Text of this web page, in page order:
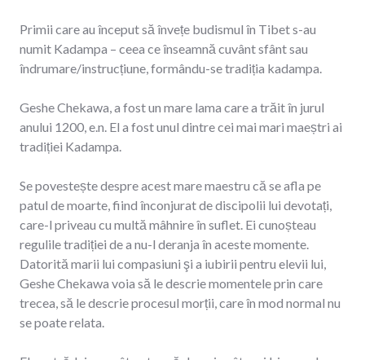
Primii care au început să învețe budismul în Tibet s-au
numit Kadampa – ceea ce înseamnă cuvânt sfânt sau
îndrumare/instrucțiune, formându-se tradiția kadampa.
Geshe Chekawa, a fost un mare lama care a trăit în jurul
anului 1200, e.n. El a fost unul dintre cei mai mari maeștri ai
tradiției Kadampa.
Se povestește despre acest mare maestru că se afla pe
patul de moarte, fiind înconjurat de discipolii lui devotați,
care-l priveau cu multă mâhnire în suflet. Ei cunoșteau
regulile tradiției de a nu-l deranja în aceste momente.
Datorită marii lui compasiuni şi a iubirii pentru elevii lui,
Geshe Chekawa voia să le descrie momentele prin care
trecea, să le descrie procesul morții, care în mod normal nu
se poate relata.